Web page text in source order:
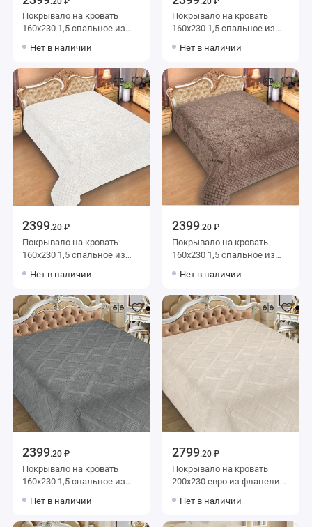
Покрывало на кровать
160х230 1,5 спальное из
Орнамент Marianna
Нет в наличии
Покрывало на кровать
160х230 1,5 спальное из
однотонное Marianna
Нет в наличии
2399.20 ₽
Покрывало на кровать
160х230 1,5 спальное из
Орнамент Marianna
Нет в наличии
2399.20 ₽
Покрывало на кровать
160х230 1,5 спальное из
коричневое Орнамент
Нет в наличии
2399.20 ₽
Покрывало на кровать
160х230 1,5 спальное из
однотонное Marianna
Нет в наличии
2799.20 ₽
Покрывало на кровать
200х230 евро из фланели
Marianna
Нет в наличии